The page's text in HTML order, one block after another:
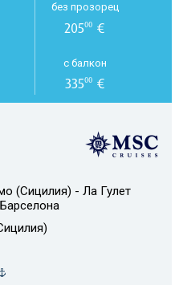
(Сицилия) - Ла Гулет
без прозорец
20500 €
с балкон
33500€